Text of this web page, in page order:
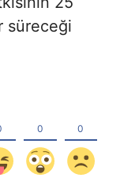
süreceği